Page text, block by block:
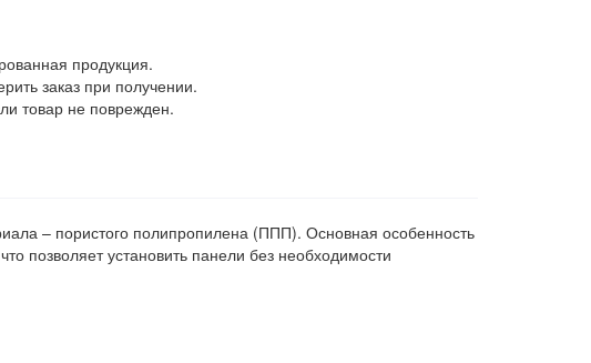
продукция.
заказ при получении.
товар не поврежден.
– пористого полипропилена (ППП). Основная особенность
позволяет установить панели без необходимости